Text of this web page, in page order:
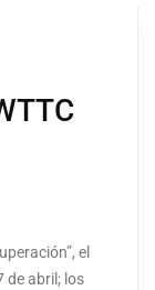
el
de abril; los